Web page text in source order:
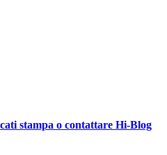
stampa o contattare Hi-Blog